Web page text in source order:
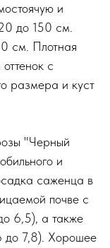
и
до 150 см.
см. Плотная
с
размера и куст
"Черный
и
саженца в
почве с
6,5), а также
до 7,8). Хорошее